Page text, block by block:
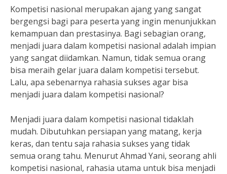
Kompetisi nasional merupakan ajang yang sangat
bergengsi bagi para peserta yang ingin menunjukkan
kemampuan dan prestasinya. Bagi sebagian orang,
menjadi juara dalam kompetisi nasional adalah impian
yang sangat diidamkan. Namun, tidak semua orang
bisa meraih gelar juara dalam kompetisi tersebut.
Lalu, apa sebenarnya rahasia sukses agar bisa
menjadi juara dalam kompetisi nasional?
Menjadi juara dalam kompetisi nasional tidaklah
mudah. Dibutuhkan persiapan yang matang, kerja
keras, dan tentu saja rahasia sukses yang tidak
semua orang tahu. Menurut Ahmad Yani, seorang ahli
kompetisi nasional, rahasia utama untuk bisa menjadi